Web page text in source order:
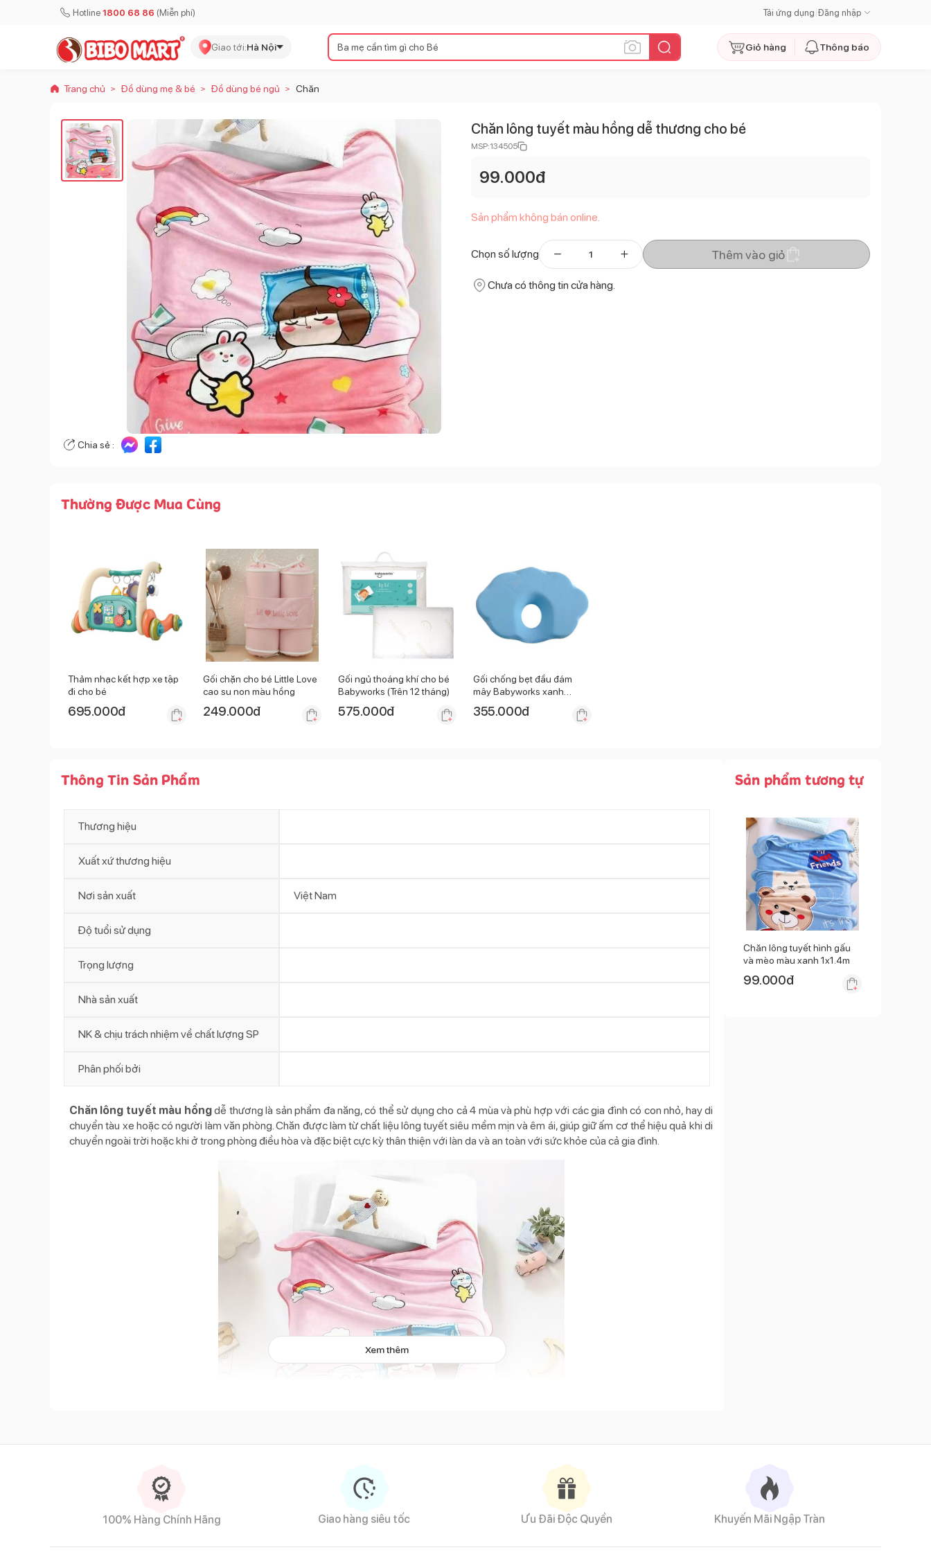
Hotline 1800 68 86 (Miễn phí) Tải ứng dụng Đăng nhập
Giao tới:Hà Nội Giỏ hàng Thông báo
Trang chủ > Đồ dùng mẹ & bé > Đồ dùng bé ngủ > Chăn
Chia sẻ :
Chăn lông tuyết màu hồng dễ thương cho bé
MSP:134505
99.000đ
Sản phẩm không bán online.
Chọn số lượng Thêm vào giỏ
Chưa có thông tin cửa hàng.
Thường Được Mua Cùng
Thảm nhạc kết hợp xe tập
đi cho bé
695.000đ
Gối chặn cho bé Little Love
cao su non màu hồng
249.000đ
Gối ngủ thoáng khí cho bé
Babyworks (Trên 12 tháng)
575.000đ
Gối chống bẹt đầu đám
mây Babyworks xanh
355.000đ
Thông Tin Sản Phẩm
Thương hiệu
Xuất xứ thương hiệu
Nơi sản xuất Việt Nam
Độ tuổi sử dụng
Trọng lượng
Nhà sản xuất
NK & chịu trách nhiệm về chất lượng SP
Phân phối bởi
Chăn lông tuyết màu hồngdễ thương là sản phẩm đa năng, có thể sử dụng cho cả 4 mùa và phù hợp với các gia đình có con nhỏ, hay di
chuyển tàu xe hoặc có người làm văn phòng. Chăn được làm từ chất liệu lông tuyết siêu mềm mịn và êm ái, giúp giữ ấm cơ thể hiệu quả khi di
chuyển ngoài trời hoặc khi ở trong phòng điều hòa và đặc biệt cực kỳ thân thiện với làn da và an toàn với sức khỏe của cả gia đình.
Chăn lông tuyết màu hồng dễ thương
Xem thêm
Sản phẩm tương tự
Chăn lông tuyết hình gấu
và mèo màu xanh 1x1.4m
99.000đ
100% Hàng Chính Hãng Giao hàng siêu tốc Ưu Đãi Độc Quyền Khuyến Mãi Ngập Tràn